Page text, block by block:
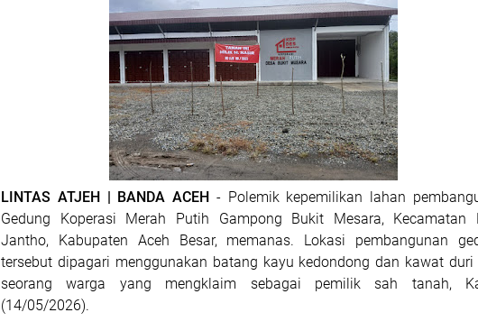
LINTAS ATJEH | BANDA ACEH - Polemik kepemilikan lahan
Gedung Koperasi Merah Putih Gampong Bukit Mesara, Kecamatan
Jantho, Kabupaten Aceh Besar, memanas. Lokasi pembangunan
tersebut dipagari menggunakan batang kayu kedondong dan kawat duri
seorang warga yang mengklaim sebagai pemilik sah tanah,
(14/05/2026).